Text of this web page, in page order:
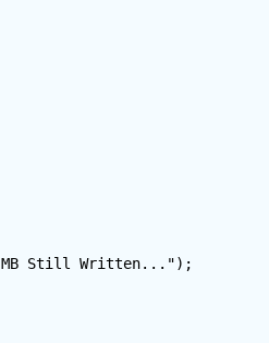
Still Written...");